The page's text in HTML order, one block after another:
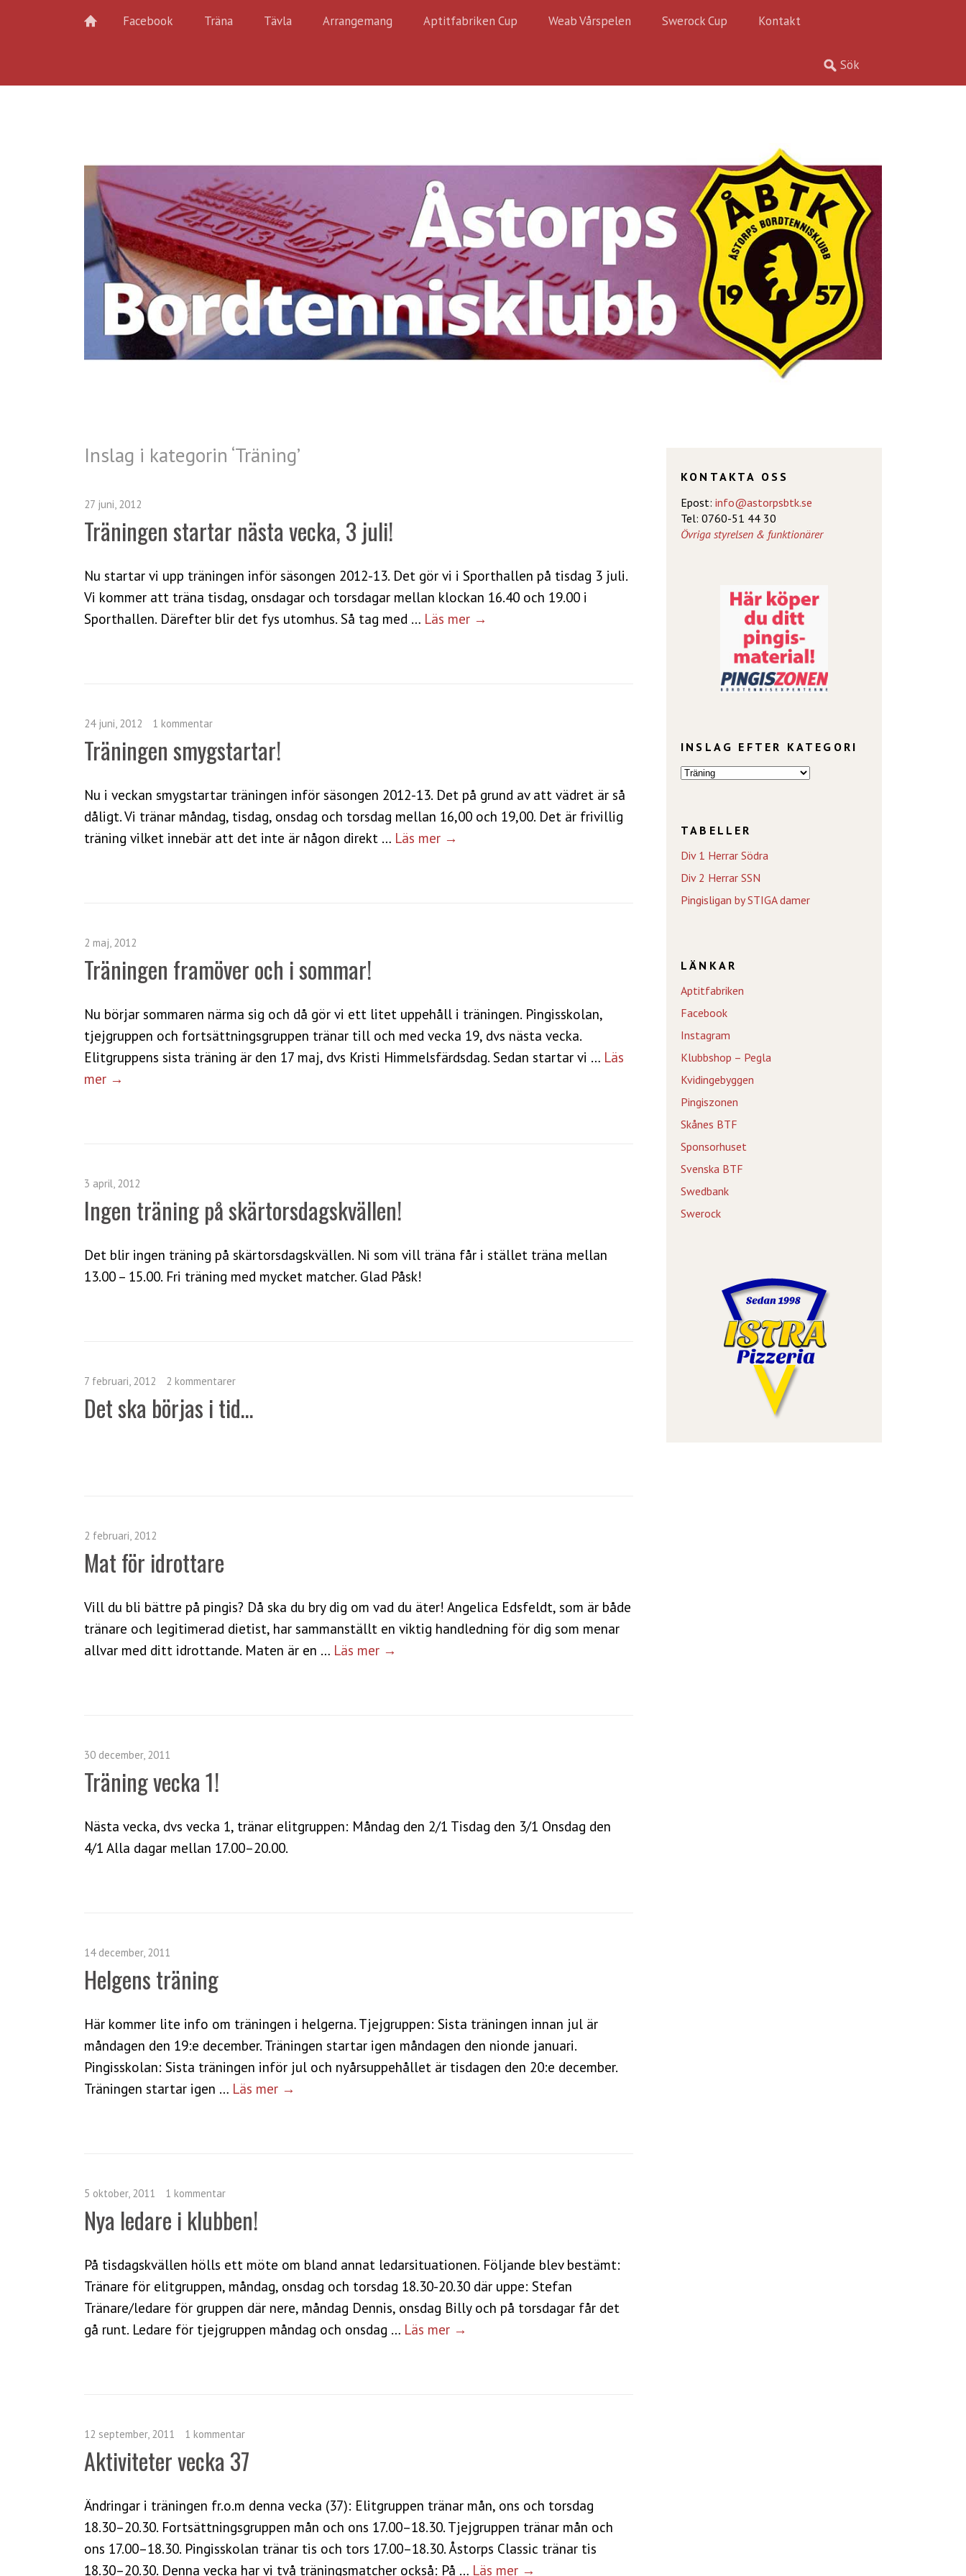
Facebook Träna Tävla Arrangemang Aptitfabriken Cup Weab Vårspelen Swerock Cup Kontakt
Inslag i kategorin ‘Träning’
27 juni, 2012
Träningen startar nästa vecka, 3 juli!
Nu startar vi upp träningen inför säsongen 2012-13. Det gör vi i Sporthallen på tisdag 3 juli.
Vi kommer att träna tisdag, onsdagar och torsdagar mellan klockan 16.40 och 19.00 i
Sporthallen. Därefter blir det fys utomhus. Så tag med … Läs mer →
24 juni, 2012 1 kommentar
Träningen smygstartar!
Nu i veckan smygstartar träningen inför säsongen 2012-13. Det på grund av att vädret är så
dåligt. Vi tränar måndag, tisdag, onsdag och torsdag mellan 16,00 och 19,00. Det är frivillig
träning vilket innebär att det inte är någon direkt … Läs mer →
2 maj, 2012
Träningen framöver och i sommar!
Nu börjar sommaren närma sig och då gör vi ett litet uppehåll i träningen. Pingisskolan,
tjejgruppen och fortsättningsgruppen tränar till och med vecka 19, dvs nästa vecka.
Elitgruppens sista träning är den 17 maj, dvs Kristi Himmelsfärdsdag. Sedan startar vi … Läs
mer →
3 april, 2012
Ingen träning på skärtorsdagskvällen!
Det blir ingen träning på skärtorsdagskvällen. Ni som vill träna får i stället träna mellan
13.00 – 15.00. Fri träning med mycket matcher. Glad Påsk!
7 februari, 2012 2 kommentarer
Det ska börjas i tid…
2 februari, 2012
Mat för idrottare
Vill du bli bättre på pingis? Då ska du bry dig om vad du äter! Angelica Edsfeldt, som är både
tränare och legitimerad dietist, har sammanställt en viktig handledning för dig som menar
allvar med ditt idrottande. Maten är en … Läs mer →
30 december, 2011
Träning vecka 1!
Nästa vecka, dvs vecka 1, tränar elitgruppen: Måndag den 2/1 Tisdag den 3/1 Onsdag den
4/1 Alla dagar mellan 17.00–20.00.
14 december, 2011
Helgens träning
Här kommer lite info om träningen i helgerna. Tjejgruppen: Sista träningen innan jul är
måndagen den 19:e december. Träningen startar igen måndagen den nionde januari.
Pingisskolan: Sista träningen inför jul och nyårsuppehållet är tisdagen den 20:e december.
Träningen startar igen … Läs mer →
5 oktober, 2011 1 kommentar
Nya ledare i klubben!
På tisdagskvällen hölls ett möte om bland annat ledarsituationen. Följande blev bestämt:
Tränare för elitgruppen, måndag, onsdag och torsdag 18.30-20.30 där uppe: Stefan
Tränare/ledare för gruppen där nere, måndag Dennis, onsdag Billy och på torsdagar får det
gå runt. Ledare för tjejgruppen måndag och onsdag … Läs mer →
12 september, 2011 1 kommentar
Aktiviteter vecka 37
Ändringar i träningen fr.o.m denna vecka (37): Elitgruppen tränar mån, ons och torsdag
18.30–20.30. Fortsättningsgruppen mån och ons 17.00–18.30. Tjejgruppen tränar mån och
ons 17.00–18.30. Pingisskolan tränar tis och tors 17.00–18.30. Åstorps Classic tränar tis
18.30–20.30. Denna vecka har vi två träningsmatcher också: På … Läs mer →
KONTAKTA OSS
Epost: info@astorpsbtk.se
Tel: 0760-51 44 30
Övriga styrelsen & funktionärer
INSLAG EFTER KATEGORI
TABELLER
Div 1 Herrar Södra
Div 2 Herrar SSN
Pingisligan by STIGA damer
LÄNKAR
Aptitfabriken
Facebook
Instagram
Klubbshop – Pegla
Kvidingebyggen
Pingiszonen
Skånes BTF
Sponsorhuset
Svenska BTF
Swedbank
Swerock